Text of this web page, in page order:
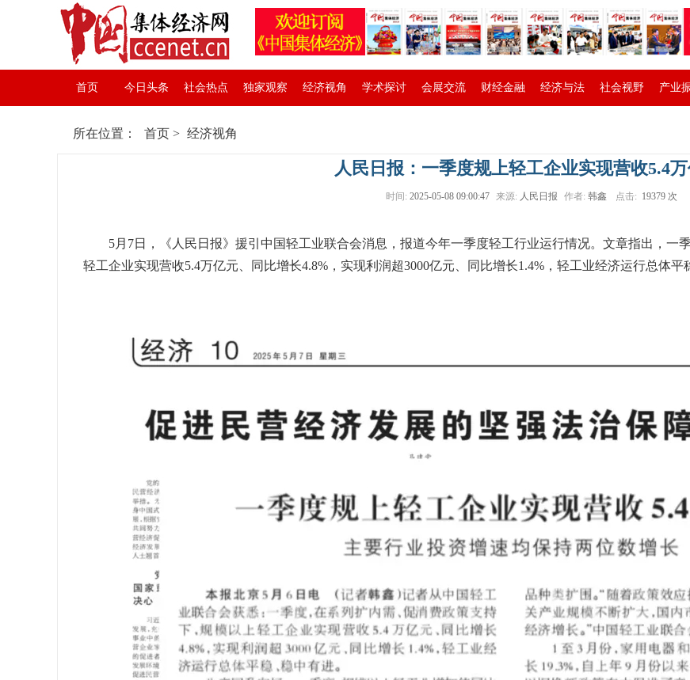
首页 今日头条 社会热点 独家观察 经济视角 学术探讨 会展交流 财经金融 经济与法 社会视野 产业
所在位置： 首页 > 经济视角
人民日报：一季度规上轻工企业实现营收5.4
时间: 2025-05-08 09:00:47 来源: 人民日报 作者: 韩鑫 点击: 19379 次
5月7日，《人民日报》援引中国轻工业联合会消息，报道今年一季度轻工行业运行情况。文章指出，一
轻工企业实现营收5.4万亿元、同比增长4.8%，实现利润超3000亿元、同比增长1.4%，轻工业经济运行总体